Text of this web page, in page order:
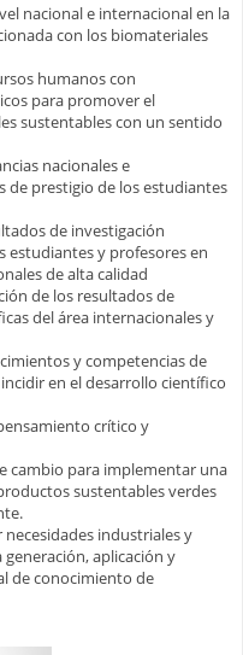
nacional e internacional en la
con los biomateriales
humanos con
para promover el
sustentables con un sentido
nacionales e
de prestigio de los estudiantes
de investigación
estudiantes y profesores en
de alta calidad
de los resultados de
del área internacionales y
y competencias de
en el desarrollo científico
crítico y
cambio para implementar una
sustentables verdes
industriales y
aplicación y
de conocimiento de